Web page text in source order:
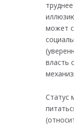
может
власть
Статус